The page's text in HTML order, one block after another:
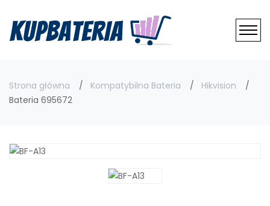
Strona główna Kompatybilna Bateria
Hikvision
Bateria 695672